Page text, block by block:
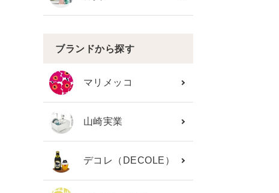
ブランドから探す
マリメッコ
山崎実業
デコレ（DECOLE）